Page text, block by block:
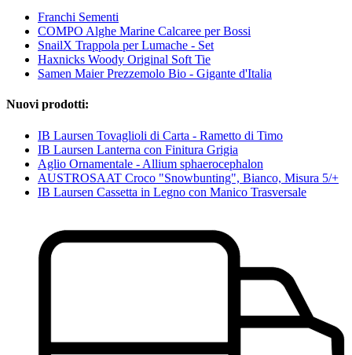
Franchi Sementi
COMPO Alghe Marine Calcaree per Bossi
SnailX Trappola per Lumache - Set
Haxnicks Woody Original Soft Tie
Samen Maier Prezzemolo Bio - Gigante d'Italia
Nuovi prodotti:
IB Laursen Tovaglioli di Carta - Rametto di Timo
IB Laursen Lanterna con Finitura Grigia
Aglio Ornamentale - Allium sphaerocephalon
AUSTROSAAT Croco "Snowbunting", Bianco, Misura 5/+
IB Laursen Cassetta in Legno con Manico Trasversale